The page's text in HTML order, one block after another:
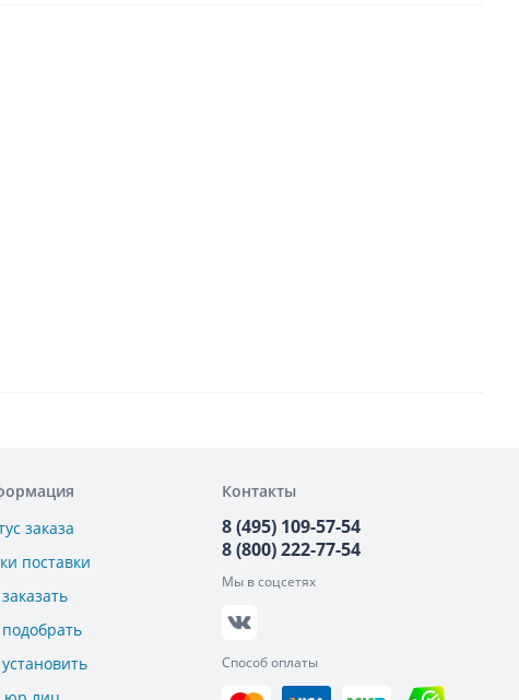
заказа
поставки
Контакты
8 (495) 109-57-54
8 (800) 222-77-54
Мы в соцсетях
Способ оплаты